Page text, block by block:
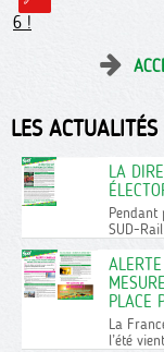
6 !
LES ACTUALITÉS
LA
SUD-
PLACE
La
l’été